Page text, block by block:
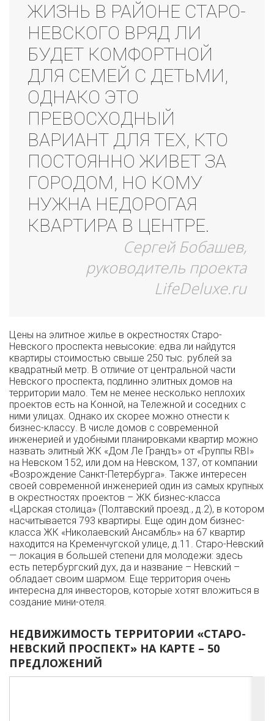
ЖИЗНЬ В РАЙОНЕ СТАРО-
НЕВСКОГО ВРЯД ЛИ
БУДЕТ КОМФОРТНОЙ
ДЛЯ СЕМЕЙ С ДЕТЬМИ,
ОДНАКО ЭТО
ПРЕВОСХОДНЫЙ
ВАРИАНТ ДЛЯ ТЕХ, КТО
ПОСТОЯННО ЖИВЕТ ЗА
ГОРОДОМ, НО КОМУ
НУЖНА НЕДОРОГАЯ
КВАРТИРА В ЦЕНТРЕ.
Сергей Бобашев,
руководитель проекта
LifeDeluxe.ru
Цены на элитное жилье в окрестностях Старо-
Невского проспекта невысокие: едва ли найдутся
квартиры стоимостью свыше 250 тыс. рублей за
квадратный метр. В отличие от центральной части
Невского проспекта, подлинно элитных домов на
территории мало. Тем не менее несколько неплохих
проектов есть на Конной, на Тележной и соседних с
ними улицах. Однако их скорее можно отнести к
бизнес-классу. В числе домов с современной
инженерией и удобными планировками квартир можно
назвать элитный ЖК «Дом Ле Грандъ» от «Группы RBI»
на Невском 152, или дом на Невском, 137, от компании
«Возрождение Санкт-Петербурга». Также интересен
своей современной инженерией один из самых крупных
в окрестностях проектов – ЖК бизнес-класса
«Царская столица» (Полтавский проезд., д.2), в котором
насчитывается 793 квартиры. Еще один дом бизнес-
класса ЖК «Николаевский Ансамбль» на 67 квартир
находится на Кременчугской улице, д.11. Старо-Невский
— локация в большей степени для молодежи: здесь
есть петербургский дух, да и название – Невский –
обладает своим шармом. Еще территория очень
интересна для инвесторов, которые хотят вложиться в
создание мини-отеля.
НЕДВИЖИМОСТЬ ТЕРРИТОРИИ «СТАРО-
НЕВСКИЙ ПРОСПЕКТ» НА КАРТЕ – 50
ПРЕДЛОЖЕНИЙ